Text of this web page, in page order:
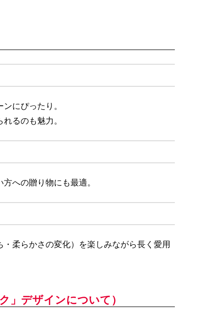
にぴったり。
るのも魅力。
への贈り物にも最適。
柔らかさの変化）を楽しみながら長く愛用
」デザインについて）